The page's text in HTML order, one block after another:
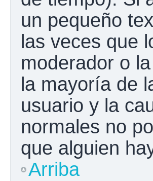
un pequeño
las veces que
moderador o
la mayoría de
usuario y la
normales no
que alguien
Arriba